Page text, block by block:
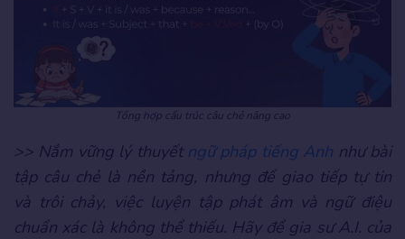
Tổng hợp cấu trúc câu chẻ nâng cao
>> Nắm vững lý thuyết ngữ pháp tiếng Anh như bài
tập câu chẻ là nền tảng, nhưng để giao tiếp tự tin
và trôi chảy, việc luyện tập phát âm và ngữ điệu
chuẩn xác là không thể thiếu. Hãy để gia sư A.I. của